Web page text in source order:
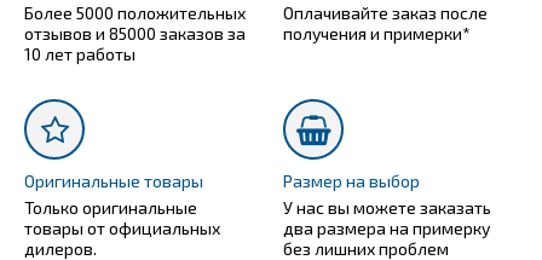
Более 5000 положительных
отзывов и 85000 заказов за
10 лет работы
Оплачивайте заказ после
получения и примерки*
Оригинальные товары
Только оригинальные
товары от официальных
дилеров.
Размер на выбор
У нас вы можете заказать
два размера на примерку
без лишних проблем